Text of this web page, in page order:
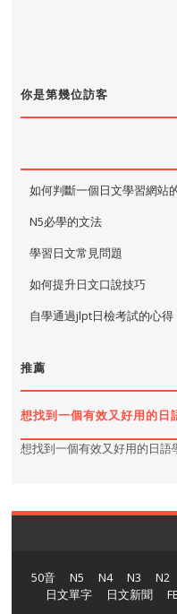
你是第幾位訪客
如何判斷一個日文學習網站
N5必學的文法
學習日文常見問題
如何提升日文口說技巧
自學通過jlpt日檢考試的心得
推薦
想找到一個有效又好用的日
想找到一個有效又好用的日
50音 N5 N4 N3 N2
日文單字
日文新聞